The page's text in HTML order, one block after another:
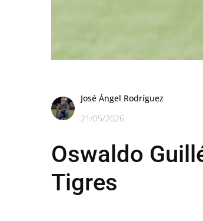
José Ángel Rodríguez
21/05/2026
Oswaldo
Tigres